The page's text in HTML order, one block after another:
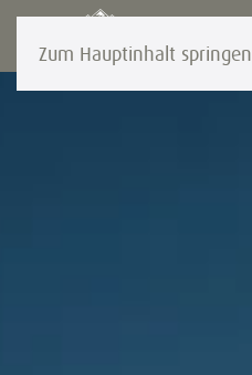
Zum Hauptinhalt springen